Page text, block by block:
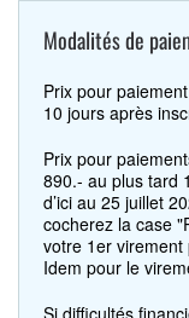
Modalités de
Prix pour
10 jours après
Prix pour
890.- au plus tard
d’ici au 25 juillet
cocherez la case
votre 1er
Idem pour le
Si difficultés